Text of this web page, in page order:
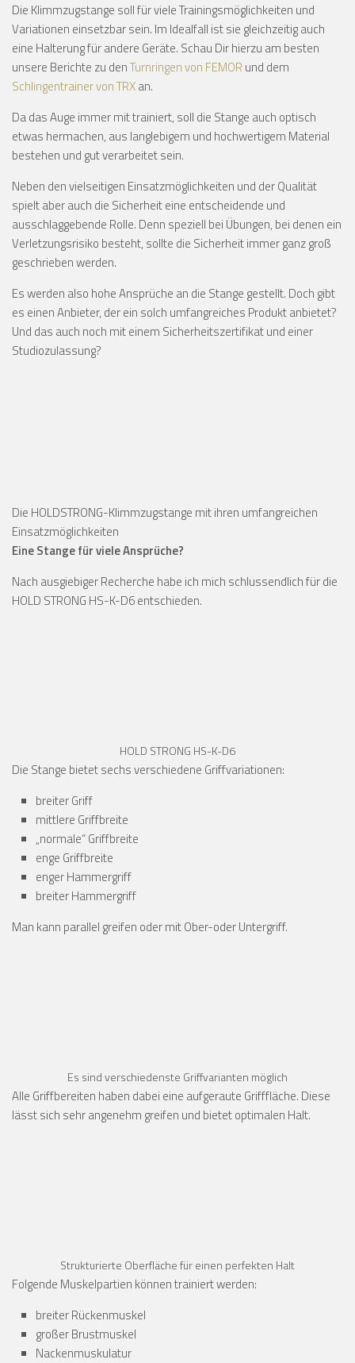
Die Klimmzugstange soll für viele Trainingsmöglichkeiten und
Variationen einsetzbar sein. Im Idealfall ist sie gleichzeitig auch
eine Halterung für andere Geräte. Schau Dir hierzu am besten
unsere Berichte zu denTurnringen von FEMOR und dem
Schlingentrainer von TRXan.
Da das Auge immer mit trainiert, soll die Stange auch optisch
etwas hermachen, aus langlebigem und hochwertigem Material
bestehen und gut verarbeitet sein.
Neben den vielseitigen Einsatzmöglichkeiten und der Qualität
spielt aber auch die Sicherheit eine entscheidende und
ausschlaggebende Rolle. Denn speziell bei Übungen, bei denen ein
Verletzungsrisiko besteht, sollte die Sicherheit immer ganz groß
geschrieben werden.
Es werden also hohe Ansprüche an die Stange gestellt. Doch gibt
es einen Anbieter, der ein solch umfangreiches Produkt anbietet?
Und das auch noch mit einem Sicherheitszertifikat und einer
Studiozulassung?
Die HOLDSTRONG-Klimmzugstange mit ihren umfangreichen
Einsatzmöglichkeiten
Eine Stange für viele Ansprüche?
Nach ausgiebiger Recherche habe ich mich schlussendlich für die
HOLD STRONG HS-K-D6 entschieden.
HOLD STRONG HS-K-D6
Die Stange bietet sechs verschiedene Griffvariationen:
breiter Griff
mittlere Griffbreite
„normale“ Griffbreite
enge Griffbreite
enger Hammergriff
breiter Hammergriff
Man kann parallel greifen oder mit Ober-oder Untergriff.
Es sind verschiedenste Griffvarianten möglich
Alle Griffbereiten haben dabei eine aufgeraute Grifffläche. Diese
lässt sich sehr angenehm greifen und bietet optimalen Halt.
Strukturierte Oberfläche für einen perfekten Halt
Folgende Muskelpartien können trainiert werden:
breiter Rückenmuskel
großer Brustmuskel
Nackenmuskulatur